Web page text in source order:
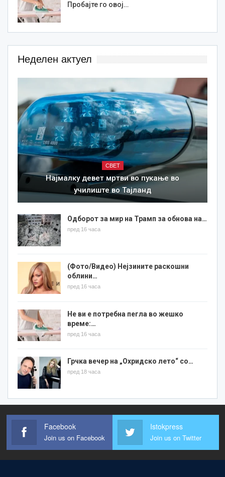
Пробајте го овој…
Неделен актуел
СВЕТ
Најмалку девет мртви во пукање во
училиште во Тајланд
Одборот за мир на Трамп за обнова на…
пред 16 часа
(Фото/Видео) Нејзините раскошни
облини…
пред 16 часа
Не ви е потребна пегла во жешко
време:…
пред 16 часа
Грчка вечер на „Охридско лето“ со…
пред 18 часа
Facebook
Join us on Facebook
Istokpress
Join us on Twitter